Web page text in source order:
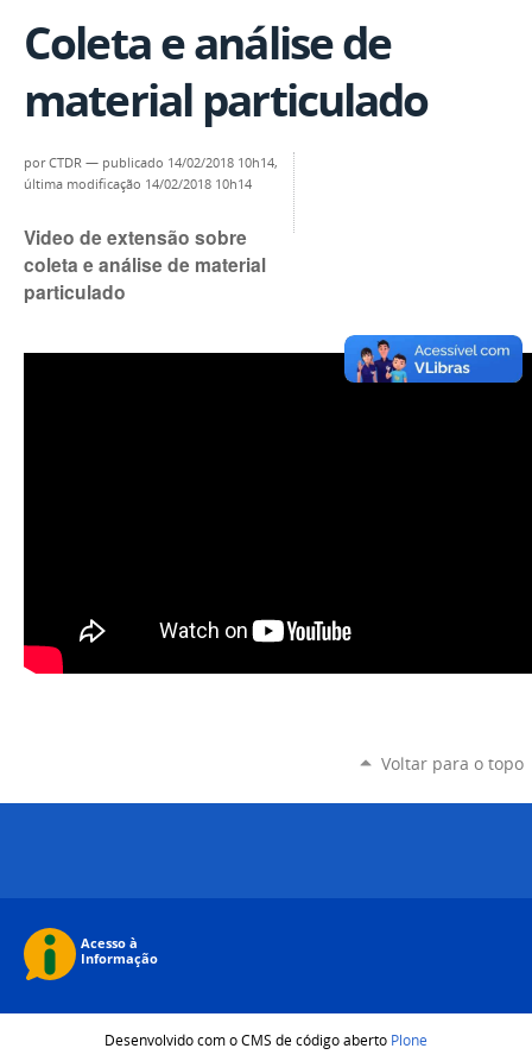
Coleta e análise de
material particulado
porCTDR — publicado 14/02/2018 10h14,
última modificação 14/02/2018 10h14
Video de extensão sobre
coleta e análise de material
particulado
Voltar para o topo
Desenvolvido com o CMS de código aberto Plone